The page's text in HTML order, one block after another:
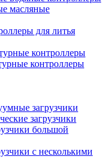
масляные
для литья
контроллеры
контроллеры
загрузчики
загрузчики
большой
с несколькими